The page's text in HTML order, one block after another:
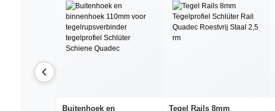
Buitenhoek en
Tegel Rails 8mm